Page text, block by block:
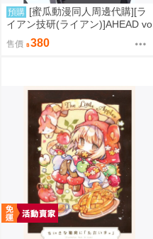
預購 [蜜瓜動漫同人周邊代購][ラ
イアン技研(ライアン)]AHEAD vo
l.1(蔚藍檔案)(同人誌)
售價 380